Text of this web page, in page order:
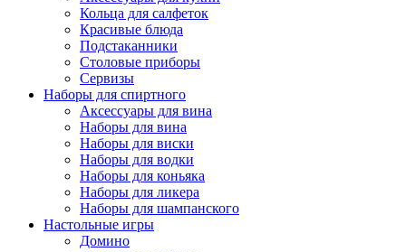
Кольца для салфеток
Красивые блюда
Подстаканники
Столовые приборы
Cервизы
Наборы для спиртного
Аксессуары для вина
Наборы для вина
Наборы для виски
Наборы для водки
Наборы для коньяка
Наборы для ликера
Наборы для шампанского
Настольные игры
Домино